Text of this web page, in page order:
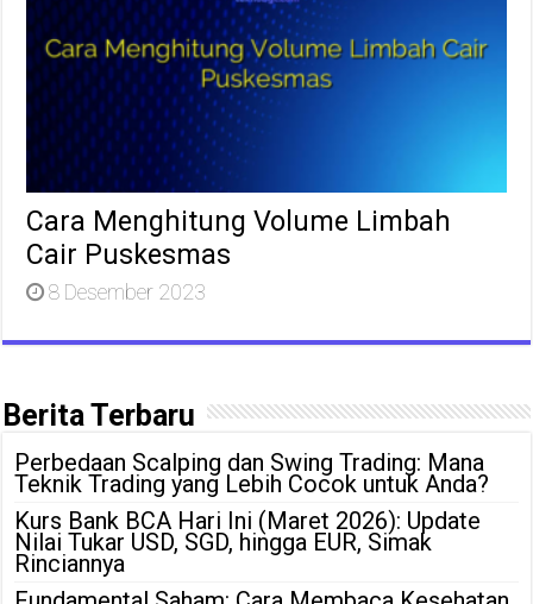
Cara Menghitung Volume Limbah
Cair Puskesmas
8 Desember 2023
Berita Terbaru
Perbedaan Scalping dan Swing Trading: Mana
Teknik Trading yang Lebih Cocok untuk Anda?
Kurs Bank BCA Hari Ini (Maret 2026): Update
Nilai Tukar USD, SGD, hingga EUR, Simak
Rinciannya